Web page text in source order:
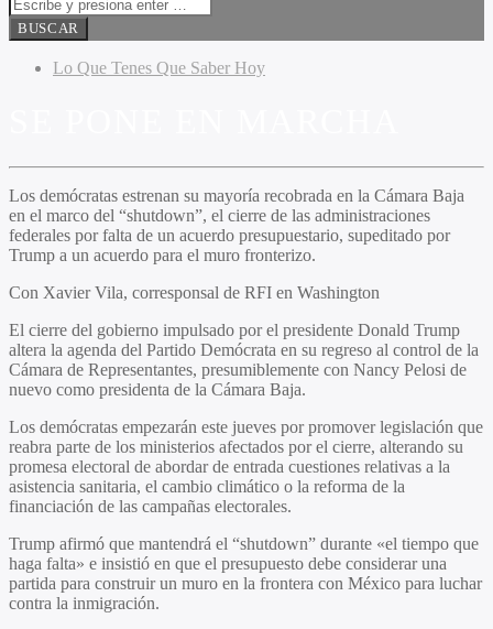
Lo Que Tenes Que Saber Hoy
Los demócratas estrenan su mayoría recobrada en la Cámara Baja
en el marco del “shutdown”, el cierre de las administraciones
federales por falta de un acuerdo presupuestario, supeditado por
Trump a un acuerdo para el muro fronterizo.
Con Xavier Vila, corresponsal de RFI en Washington
El cierre del gobierno impulsado por el presidente Donald Trump
altera la agenda del Partido Demócrata en su regreso al control de la
Cámara de Representantes, presumiblemente con Nancy Pelosi de
nuevo como presidenta de la Cámara Baja.
Los demócratas empezarán este jueves por promover legislación que
reabra parte de los ministerios afectados por el cierre, alterando su
promesa electoral de abordar de entrada cuestiones relativas a la
asistencia sanitaria, el cambio climático o la reforma de la
financiación de las campañas electorales.
Trump afirmó que mantendrá el “shutdown” durante «el tiempo que
haga falta» e insistió en que el presupuesto debe considerar una
partida para construir un muro en la frontera con México para luchar
contra la inmigración.